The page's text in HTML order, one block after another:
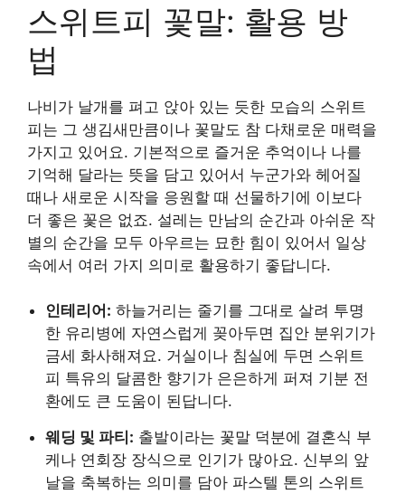
스위트피 꽃말: 활용 방
법
나비가 날개를 펴고 앉아 있는 듯한 모습의 스위트
피는 그 생김새만큼이나 꽃말도 참 다채로운 매력을
가지고 있어요. 기본적으로 즐거운 추억이나 나를
기억해 달라는 뜻을 담고 있어서 누군가와 헤어질
때나 새로운 시작을 응원할 때 선물하기에 이보다
더 좋은 꽃은 없죠. 설레는 만남의 순간과 아쉬운 작
별의 순간을 모두 아우르는 묘한 힘이 있어서 일상
속에서 여러 가지 의미로 활용하기 좋답니다.
인테리어: 하늘거리는 줄기를 그대로 살려 투명
한 유리병에 자연스럽게 꽂아두면 집안 분위기가
금세 화사해져요. 거실이나 침실에 두면 스위트
피 특유의 달콤한 향기가 은은하게 퍼져 기분 전
환에도 큰 도움이 된답니다.
웨딩 및 파티: 출발이라는 꽃말 덕분에 결혼식 부
케나 연회장 장식으로 인기가 많아요. 신부의 앞
날을 축복하는 의미를 담아 파스텔 톤의 스위트